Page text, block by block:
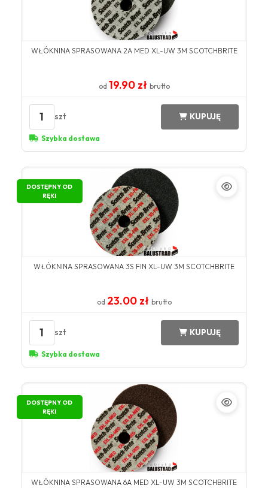
WŁÓKNINA SPRASOWANA 2A MED XL-UW 3M SCOTCHBRITE
od 19.90 zł brutto
1 szt KUPUJĘ
Szybka dostawa
DOSTĘPNY OD
RĘKI
WŁÓKNINA SPRASOWANA 3S FIN XL-UW 3M SCOTCHBRITE
od 23.00 zł brutto
1 szt KUPUJĘ
Szybka dostawa
DOSTĘPNY OD
RĘKI
WŁÓKNINA SPRASOWANA 6A MED XL-UW 3M SCOTCHBRITE